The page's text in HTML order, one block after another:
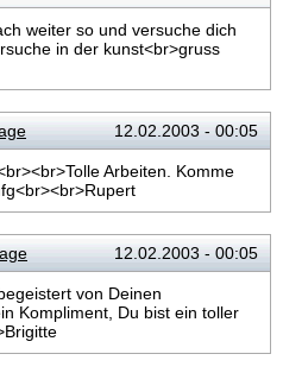
weiter so und versuche dich
in der kunst<br>gruss
12.02.2003 - 00:05
Arbeiten. Komme
12.02.2003 - 00:05
von Deinen
Kompliment, Du bist ein toller